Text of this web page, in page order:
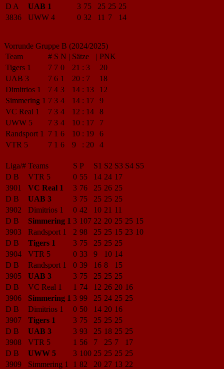
D A
UAB 1 3 75 25 25 25
3836
UWW 4 0 32 11 7 14
Vorrunde Gruppe B (2024/2025)
Team
# S N | Sätze | PNK
Tigers 1
7 7 0 21 : 3
20
UAB 3
7 6 1 20 : 7
18
Dimitrios 1
7 4 3 14 : 13
12
Simmering 1 7 3 4 14 : 17
9
VC Real 1
7 3 4 12 : 14
8
UWW 5
7 3 4 10 : 17
7
Randsport 1
7 1 6 10 : 19
6
VTR 5
7 1 6 9 : 20 4
Liga/# Teams S P S1 S2 S3 S4 S5
D B
VTR 5 0 55 14 24 17
3901
VC Real 1 3 76 25 26 25
D B
UAB 3 3 75 25 25 25
3902
Dimitrios 1 0 42 10 21 11
D B
Simmering 1 3 107 22 20 25 25 15
3903
Randsport 1 2 98 25 25 15 23 10
D B
Tigers 1 3 75 25 25 25
3904
VTR 5 0 33 9 10 14
D B
Randsport 1 0 39 16 8
15
3905
UAB 3 3 75 25 25 25
D B
VC Real 1 1 74 12 26 20 16
3906
Simmering 1 3 99 25 24 25 25
D B
Dimitrios 1 0 50 14 20 16
3907
Tigers 1 3 75 25 25 25
D B
UAB 3 3 93 25 18 25 25
3908
VTR 5 1 56 7 25 7
17
D B
UWW 5 3 100 25 25 25 25
3909
Simmering 1 1 82 20 27 13 22